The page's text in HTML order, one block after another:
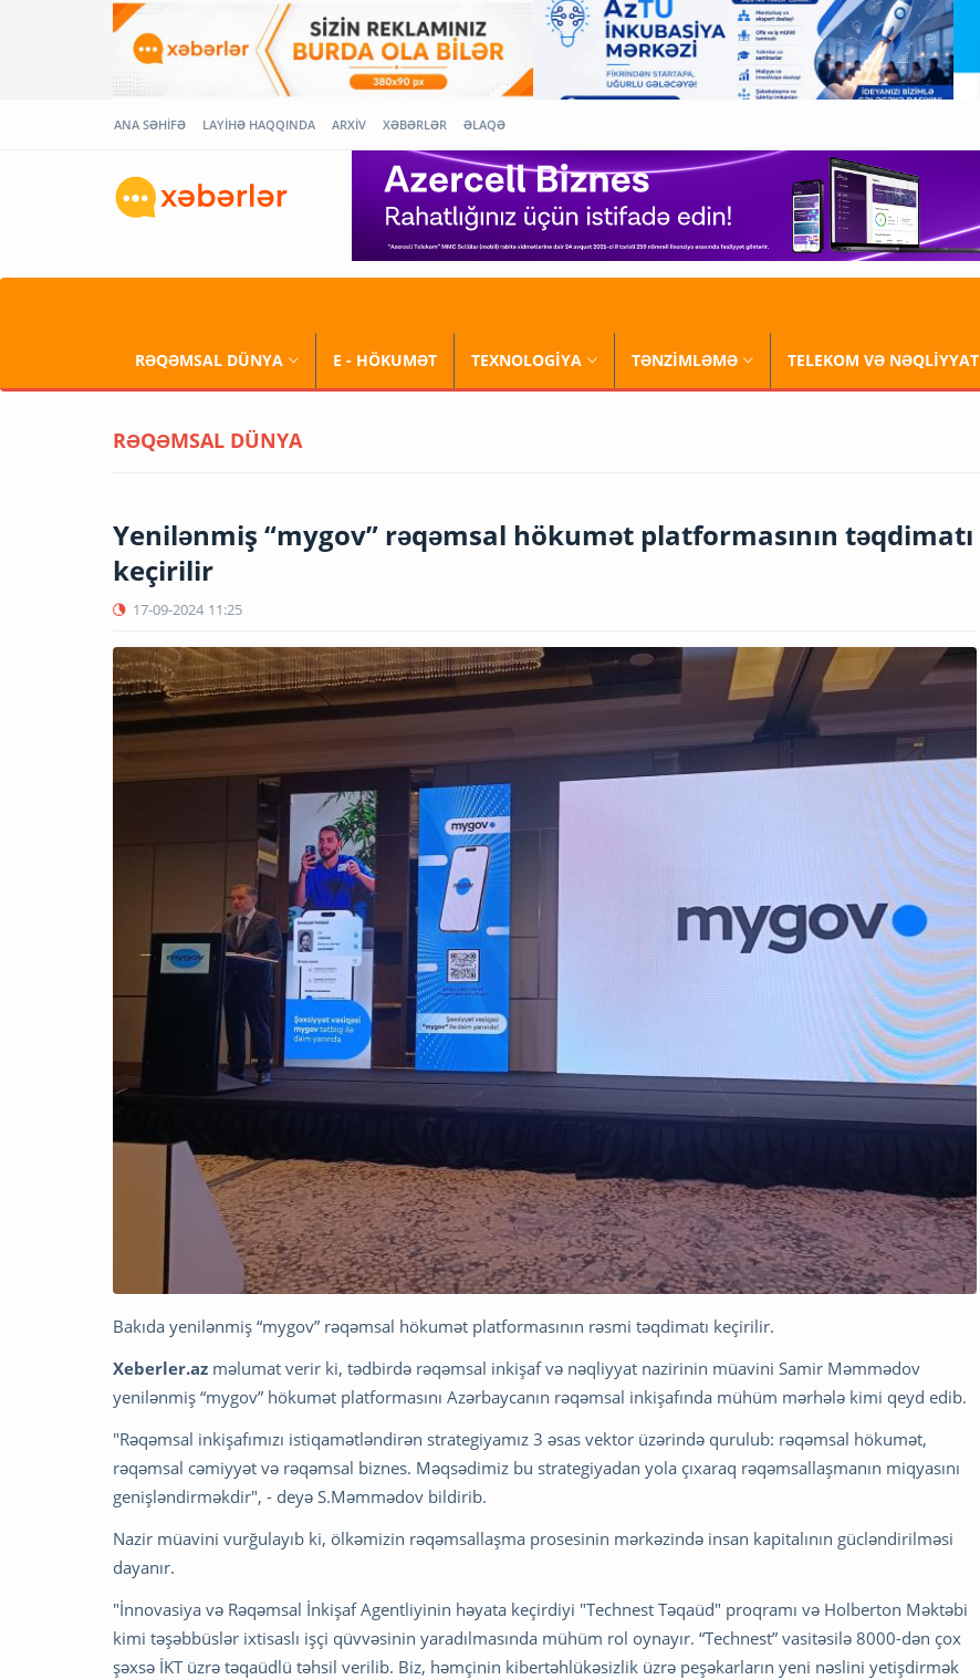
ANA SƏHİFƏ LAYİHƏ HAQQINDA ARXİV XƏBƏRLƏR ƏLAQƏ
RƏQƏMSAL DÜNYA E - HÖKUMƏT TEXNOLOGİYA TƏNZİMLƏMƏ TELEKOM VƏ NƏQLİYYAT
RƏQƏMSAL DÜNYA
Yenilənmiş “mygov” rəqəmsal hökumət platformasının təqdimatı
keçirilir
17-09-2024 11:25
Bakıda yenilənmiş “mygov” rəqəmsal hökumət platformasının rəsmi təqdimatı keçirilir.
Xeberler.az məlumat verir ki, tədbirdə rəqəmsal inkişaf və nəqliyyat nazirinin müavini Samir Məmmədov
yenilənmiş “mygov” hökumət platformasını Azərbaycanın rəqəmsal inkişafında mühüm mərhələ kimi qeyd edib.
"Rəqəmsal inkişafımızı istiqamətləndirən strategiyamız 3 əsas vektor üzərində qurulub: rəqəmsal hökumət,
rəqəmsal cəmiyyət və rəqəmsal biznes. Məqsədimiz bu strategiyadan yola çıxaraq rəqəmsallaşmanın miqyasını
genişləndirməkdir", - deyə S.Məmmədov bildirib.
Nazir müavini vurğulayıb ki, ölkəmizin rəqəmsallaşma prosesinin mərkəzində insan kapitalının gücləndirilməsi
dayanır.
"İnnovasiya və Rəqəmsal İnkişaf Agentliyinin həyata keçirdiyi "Technest Təqaüd" proqramı və Holberton Məktəbi
kimi təşəbbüslər ixtisaslı işçi qüvvəsinin yaradılmasında mühüm rol oynayır. “Technest” vasitəsilə 8000-dən çox
şəxsə İKT üzrə təqaüdlü təhsil verilib. Biz, həmçinin kibertəhlükəsizlik üzrə peşəkarların yeni nəslini yetişdirmək